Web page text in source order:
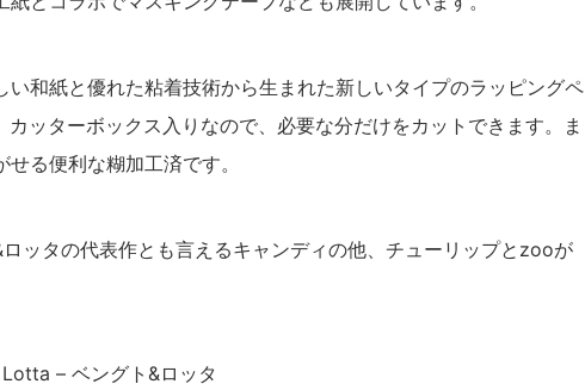
い和紙と優れた粘着技術から生まれた新しいタイプのラッピングペ
ッターボックス入りなので、必要な分だけをカットできます。ま
る便利な糊加工済です。
ッタの代表作とも言えるキャンディの他、チューリップとzooが
– ベングト&ロッタ